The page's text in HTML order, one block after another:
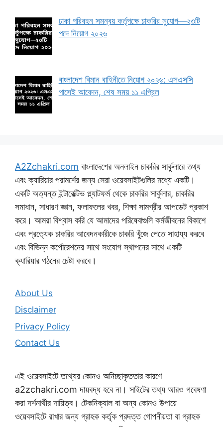
ঢাকা পরিবহন সমন্বয় কর্তৃপক্ষে চাকরির সুযোগ—২৩টি
পদে নিয়োগ ২০২৬
বাংলাদেশ বিমান বাহিনীতে নিয়োগ ২০২৬: এসএসসি
পাসেই আবেদন, শেষ সময় ১১ এপ্রিল
A2Zchakri.com বাংলাদেশের অনলাইন চাকরির সার্কুলারে তথ্য
এবং ক্যারিয়ার পরামর্শের জন্য সেরা ওয়েবসাইটগুলির মধ্যে একটি।
একটি অত্যন্ত ইন্টারেক্টিভ প্ল্যাটফর্ম থেকে চাকরির সার্কুলার, চাকরির
সমাধান, সাধারণ জ্ঞান, ফলাফলের খবর, শিক্ষা সামগ্রীর আপডেট প্রকাশ
করে। আমরা বিশ্বাস করি যে আমাদের পরিষেবাগুলি কর্মজীবনের বিকাশে
এবং প্রত্যেক চাকরির আবেদনকারীকে চাকরি খুঁজে পেতে সাহায্য করবে
এবং বিভিন্ন কর্পোরেশনের সাথে সংযোগ স্থাপনের সাথে একটি
ক্যারিয়ার গঠনের চেষ্টা করবে।
About Us
Disclaimer
Privacy Policy
Contact Us
এই ওয়েবসাইটে তথ্যের কোনও অনিচ্ছাকৃততার কারণে
a2zchakri.com দায়বদ্ধ হবে না। সাইটের তথ্য আরও গবেষণা
করা দর্শনার্থীর দায়িত্ব। টেকনিক্যাল বা অন্য কোনও উপায়ে
ওয়েবসাইটে রাখার জন্য গ্রাহক কর্তৃক প্রদত্ত গোপনীয়তা বা গ্রাহক